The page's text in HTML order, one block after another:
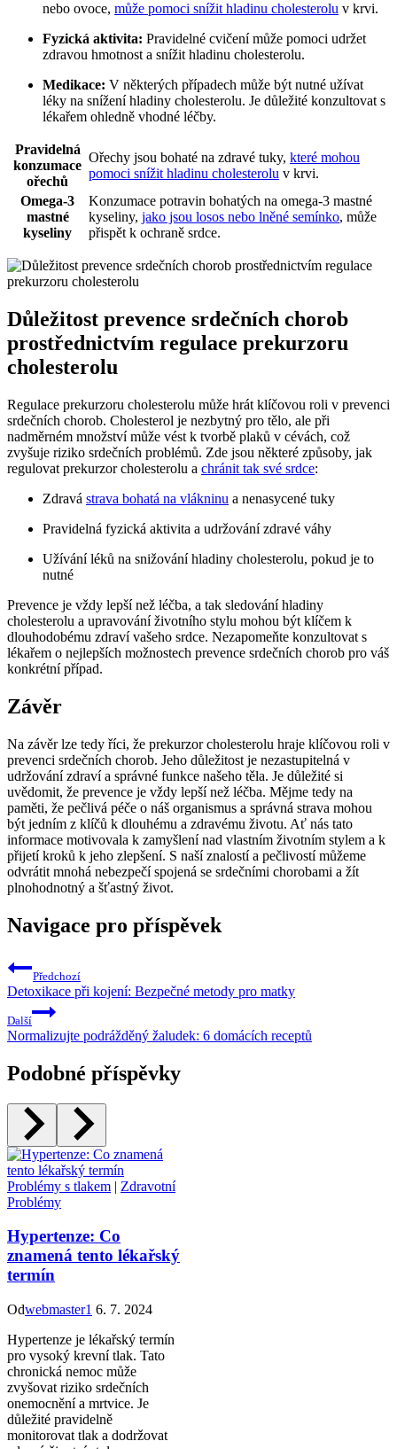
nebo ovoce, může pomoci snížit hladinu cholesterolu v krvi.
Fyzická aktivita: Pravidelné cvičení může pomoci udržet
zdravou hmotnost a snížit hladinu cholesterolu.
Medikace: V některých případech může být nutné užívat
léky na snížení hladiny cholesterolu. Je důležité konzultovat s
lékařem ohledně vhodné léčby.
Pravidelná
konzumace
ořechů
Ořechy jsou bohaté na zdravé tuky, které mohou
pomoci snížit hladinu cholesterolu v krvi.
Omega-3
mastné
kyseliny
Konzumace potravin bohatých na omega-3 mastné
kyseliny, jako jsou losos nebo lněné semínko, může
přispět k ochraně srdce.
Důležitost prevence srdečních chorob
prostřednictvím regulace prekurzoru
cholesterolu
Regulace prekurzoru cholesterolu může hrát klíčovou roli v prevenci
srdečních chorob. Cholesterol je nezbytný pro tělo, ale při
nadměrném množství může vést k tvorbě plaků v cévách, což
zvyšuje riziko srdečních problémů. Zde jsou některé způsoby, jak
regulovat prekurzor cholesterolu a chránit tak své srdce:
Zdravá strava bohatá na vlákninu a nenasycené tuky
Pravidelná fyzická aktivita a udržování zdravé váhy
Užívání léků na snižování hladiny cholesterolu, pokud je to
nutné
Prevence je vždy lepší než léčba, a tak sledování hladiny
cholesterolu a upravování životního stylu mohou být klíčem k
dlouhodobému zdraví vašeho srdce. Nezapomeňte konzultovat s
lékařem o nejlepších možnostech prevence srdečních chorob pro váš
konkrétní případ.
Závěr
Na závěr lze tedy říci, že prekurzor cholesterolu hraje klíčovou roli v
prevenci srdečních chorob. Jeho důležitost je nezastupitelná v
udržování zdraví a správné funkce našeho těla. Je důležité si
uvědomit, že prevence je vždy lepší než léčba. Mějme tedy na
paměti, že pečlivá péče o náš organismus a správná strava mohou
být jedním z klíčů k dlouhému a zdravému životu. Ať nás tato
informace motivovala k zamyšlení nad vlastním životním stylem a k
přijetí kroků k jeho zlepšení. S naší znalostí a pečlivostí můžeme
odvrátit mnohá nebezpečí spojená se srdečními chorobami a žít
plnohodnotný a šťastný život.
Navigace pro příspěvek
Předchozí
Detoxikace při kojení: Bezpečné metody pro matky
Další
Normalizujte podrážděný žaludek: 6 domácích receptů
Podobné příspěvky
Problémy s tlakem | Zdravotní
Problémy
Hypertenze: Co
znamená tento lékařský
termín
Odwebmaster1 6. 7. 2024
Hypertenze je lékařský termín
pro vysoký krevní tlak. Tato
chronická nemoc může
zvyšovat riziko srdečních
onemocnění a mrtvice. Je
důležité pravidelně
monitorovat tlak a dodržovat